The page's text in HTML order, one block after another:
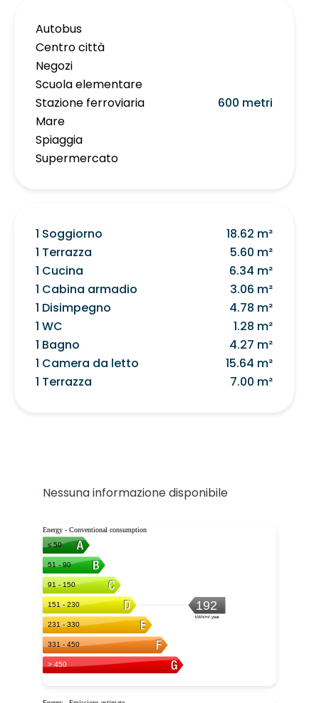
Autobus
Centro città
Negozi
Scuola elementare
Stazione ferroviaria
600 metri
Mare
Spiaggia
Supermercato
1 Soggiorno
18.62 m²
1 Terrazza
5.60 m²
1 Cucina
6.34 m²
1 Cabina armadio
3.06 m²
1 Disimpegno
4.78 m²
1 WC
1.28 m²
1 Bagno
4.27 m²
1 Camera da letto
15.64 m²
1 Terrazza
7.00 m²
Nessuna informazione disponibile